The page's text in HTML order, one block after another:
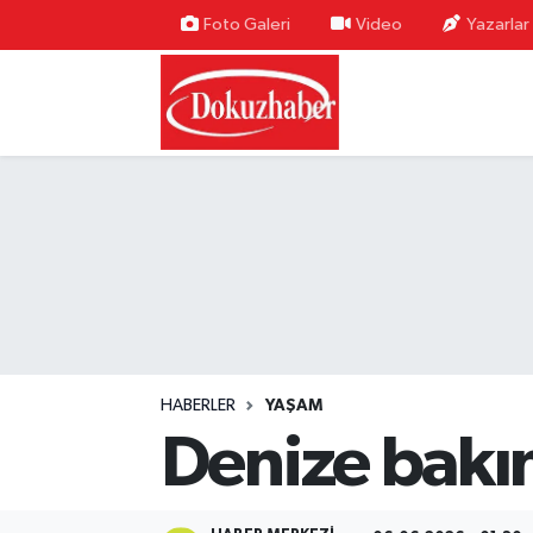
Foto Galeri Video Yazarlar
HABERLER YAŞAM
Denize
Hava Durumu
Trafik Durumu